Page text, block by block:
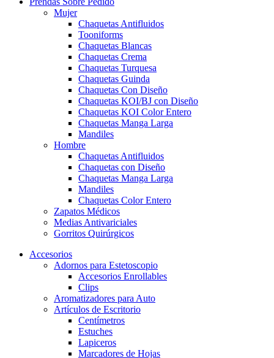
Mujer
Chaquetas Antifluidos
Tooniforms
Chaquetas Blancas
Chaquetas Crema
Chaquetas Turquesa
Chaquetas Guinda
Chaquetas Con Diseño
Chaquetas KOI/BJ con Diseño
Chaquetas KOI Color Entero
Chaquetas Manga Larga
Mandiles
Hombre
Chaquetas Antifluidos
Chaquetas con Diseño
Chaquetas Manga Larga
Mandiles
Chaquetas Color Entero
Zapatos Médicos
Medias Antivariciales
Gorritos Quirúrgicos
Accesorios
Adornos para Estetoscopio
Accesorios Enrollables
Clips
Aromatizadores para Auto
Artículos de Escritorio
Centímetros
Estuches
Lapiceros
Marcadores de Hojas